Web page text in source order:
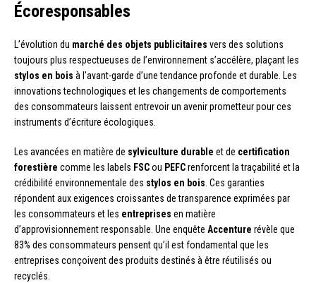
Écoresponsables
L’évolution du marché des objets publicitaires vers des solutions
toujours plus respectueuses de l’environnement s’accélère, plaçant les
stylos en bois à l’avant-garde d’une tendance profonde et durable. Les
innovations technologiques et les changements de comportements
des consommateurs laissent entrevoir un avenir prometteur pour ces
instruments d’écriture écologiques.
Les avancées en matière de sylviculture durable et de certification
forestière comme les labels FSCou PEFCrenforcent la traçabilité et la
crédibilité environnementale des stylos en bois . Ces garanties
répondent aux exigences croissantes de transparence exprimées par
les consommateurs et les entreprises en matière
d’approvisionnement responsable. Une enquête Accenture révèle que
83% des consommateurs pensent qu’il est fondamental que les
entreprises conçoivent des produits destinés à être réutilisés ou
recyclés.